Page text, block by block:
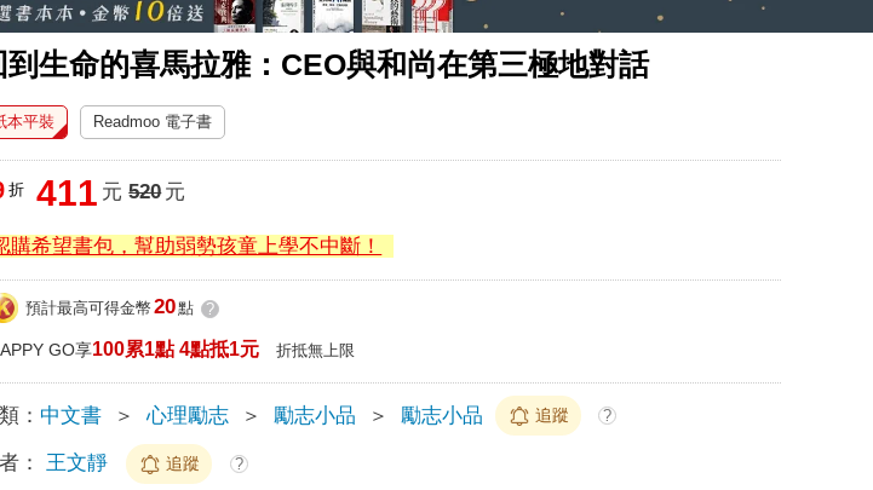
到生命的喜馬拉雅：CEO與和尚在第三極地對話
本平裝 Readmoo 電子書
折 411 元 520元
購希望書包，幫助弱勢孩童上學不中斷！
預計最高可得金幣 20點 ?
GO享100累1點 4點抵1元 折抵無上限
： 中文書 ＞ 心理勵志 ＞ 勵志小品 ＞ 勵志小品 追蹤 ?
： 王文靜 追蹤 ?